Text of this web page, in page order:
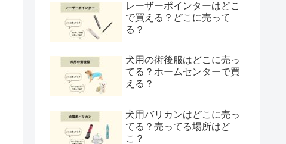
レーザーポインターはどこ
で買える？どこに売って
る？
犬用の術後服はどこに売っ
てる？ホームセンターで買
える？
犬用バリカンはどこに売っ
てる？売ってる場所はど
こ？